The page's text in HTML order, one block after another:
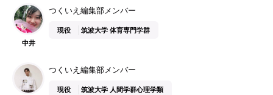
中井
つくいえ編集部メンバー
現役 筑波大学 体育専門学群
つくいえ編集部メンバー
現役 筑波大学 人間学群心理学類